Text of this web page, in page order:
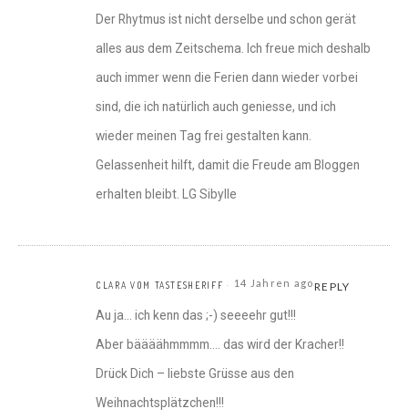
Der Rhytmus ist nicht derselbe und schon gerät
alles aus dem Zeitschema. Ich freue mich deshalb
auch immer wenn die Ferien dann wieder vorbei
sind, die ich natürlich auch geniesse, und ich
wieder meinen Tag frei gestalten kann.
Gelassenheit hilft, damit die Freude am Bloggen
erhalten bleibt. LG Sibylle
CLARA VOM TASTESHERIFF 14 Jahren agoREPLY
Au ja… ich kenn das ;-) seeeehr gut!!!
Aber bäääähmmmm…. das wird der Kracher!!
Drück Dich – liebste Grüsse aus den
Weihnachtsplätzchen!!!